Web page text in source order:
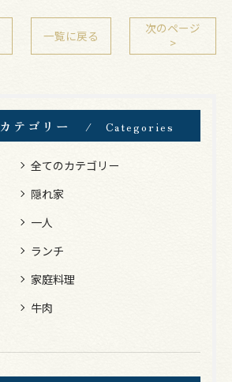
一覧に戻る
次のページ
>
カテゴリー Categories
全てのカテゴリー
隠れ家
一人
ランチ
家庭料理
牛肉